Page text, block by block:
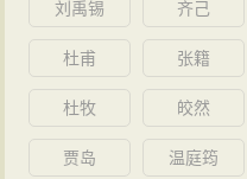
刘禹锡 齐己
杜甫 张籍
杜牧 皎然
贾岛 温庭筠